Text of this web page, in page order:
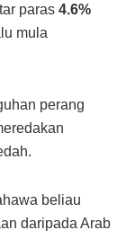
paras 4.6%
mula
perang
beliau
daripada Arab